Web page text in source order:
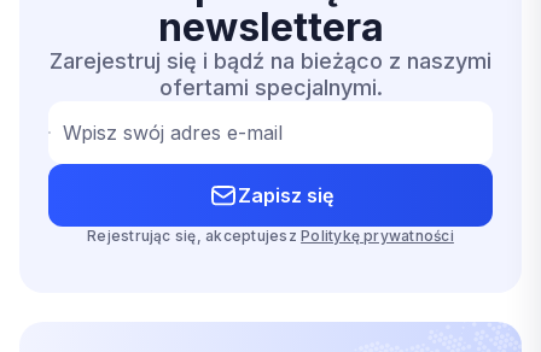
newslettera
Zarejestruj się i bądź na bieżąco z naszymi
ofertami specjalnymi.
Wpisz swój adres e-mail
Zapisz się
Rejestrując się, akceptujesz Politykę prywatności